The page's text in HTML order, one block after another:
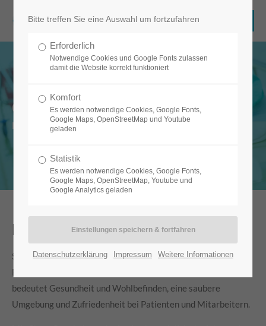
Clean.Care
Die App, die sicher sauber macht.
Die App, die sicher sauber macht.
Sauberkeit und Hygiene sind für Heilung, Genesung und
Erholung unerlässlich. Die gründliche Reinigung aller Räume
bedeutet Gesundheit und Wohlbefinden, eine saubere
Umgebung und Zufriedenheit bei Patienten und Mitarbeitern.
Bitte treffen Sie eine Auswahl um fortzufahren
Erforderlich
Notwendige Cookies und Google Fonts zulassen
damit die Website korrekt funktioniert
Komfort
Es werden notwendige Cookies, Google Fonts,
Google Maps, OpenStreetMap und Youtube
geladen
Statistik
Es werden notwendige Cookies, Google Fonts,
Google Maps, OpenStreetMap, Youtube und
Google Analytics geladen
Datenschutzerklärung Impressum Weitere Informationen